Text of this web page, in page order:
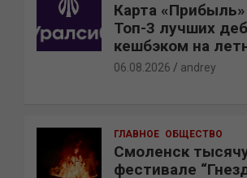
Карта
Топ-3 лучших
кешбэком на
06.08.2026 andrey
ГЛАВНОЕ ОБЩЕСТВО
Смоленск
фестивале